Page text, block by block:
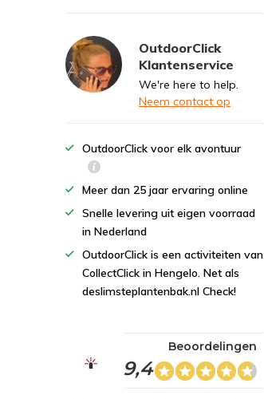
OutdoorClick
Klantenservice
We're here to help.
Neem contact op
OutdoorClick voor elk avontuur
Meer dan 25 jaar ervaring online
Snelle levering uit eigen voorraad
in Nederland
OutdoorClick is een activiteiten van
CollectClick in Hengelo. Net als
deslimsteplantenbak.nl Check!
9,4
Beoordelingen